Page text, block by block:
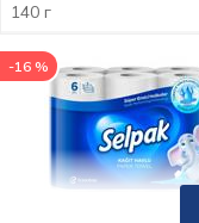
140 г
-16 %